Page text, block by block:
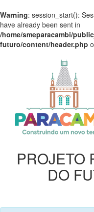
Warning: session_start():
have already been sent in
/home/smeparacambi/
futuro/content/header.php
PROJETO
DO